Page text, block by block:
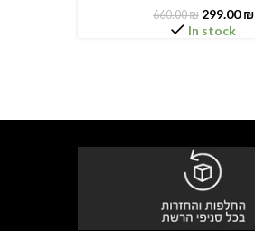
660.00₪ 299.00₪
In stock